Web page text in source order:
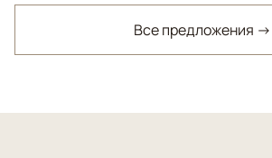
Все предложения →